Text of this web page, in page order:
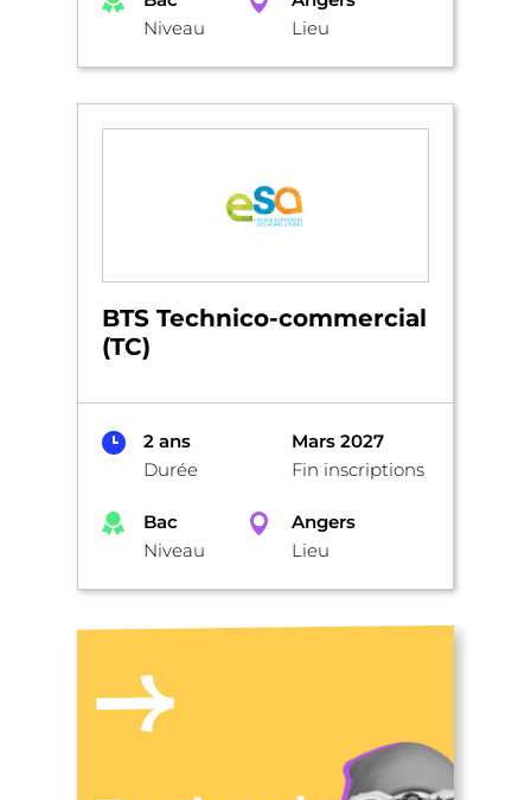
Niveau
Lieu
BTS Technico-commercial
(TC)
2 ans
Durée
Mars 2027
Fin inscriptions
Bac
Niveau
Angers
Lieu